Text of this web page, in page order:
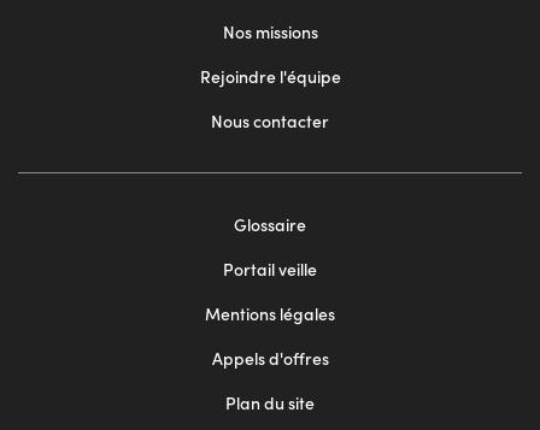
Nos missions
Rejoindre l'équipe
Nous contacter
Glossaire
Portail veille
Mentions légales
Appels d'offres
Plan du site